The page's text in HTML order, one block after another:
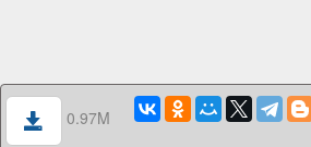
0.97M